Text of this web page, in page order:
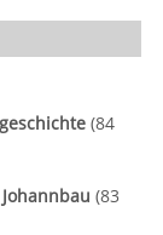
(84
(83